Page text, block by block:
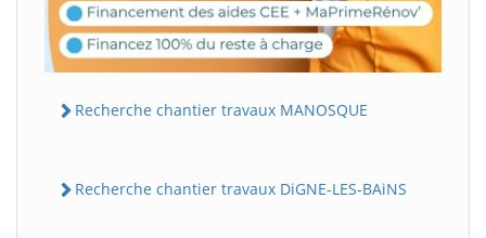
Recherche chantier travaux MANOSQUE
Recherche chantier travaux DiGNE-LES-BAiNS